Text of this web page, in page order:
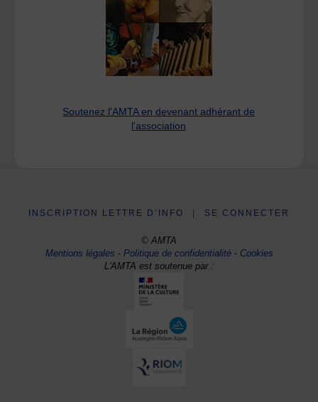
Soutenez l'AMTA en devenant adhérant de
l'association
INSCRIPTION LETTRE D’INFO SE CONNECTER
© AMTA
Mentions légales -Politique de confidentialité- Cookies
L'AMTA est soutenue par :